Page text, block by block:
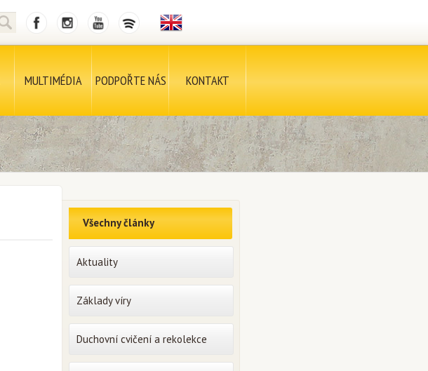
MULTIMÉDIA PODPOŘTE NÁS KONTAKT
Všechny články
Aktuality
Základy víry
Duchovní cvičení a rekolekce